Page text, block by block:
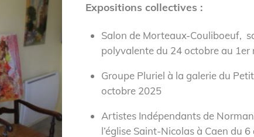
Expositions collectives :
Salon de Morteaux-Couliboeuf,
polyvalente du 24 octobre au 1er
Groupe Pluriel à la galerie du
octobre 2025
Artistes Indépendants de
l’église Saint-Nicolas à Caen du